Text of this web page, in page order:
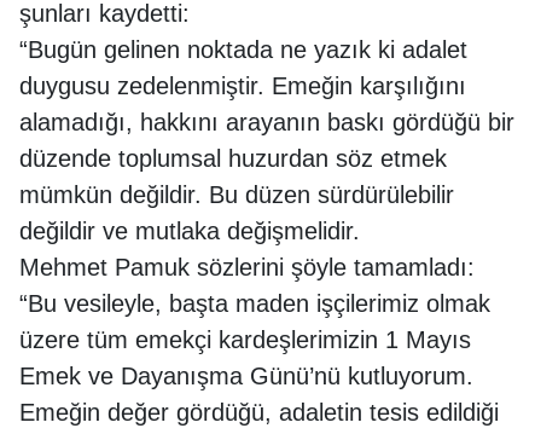
şunları kaydetti:
“Bugün gelinen noktada ne yazık ki adalet
duygusu zedelenmiştir. Emeğin karşılığını
alamadığı, hakkını arayanın baskı gördüğü bir
düzende toplumsal huzurdan söz etmek
mümkün değildir. Bu düzen sürdürülebilir
değildir ve mutlaka değişmelidir.
Mehmet Pamuk sözlerini şöyle tamamladı:
“Bu vesileyle, başta maden işçilerimiz olmak
üzere tüm emekçi kardeşlerimizin 1 Mayıs
Emek ve Dayanışma Günü’nü kutluyorum.
Emeğin değer gördüğü, adaletin tesis edildiği